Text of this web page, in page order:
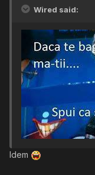
Wired said:
Idem